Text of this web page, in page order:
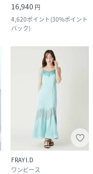
16,940 円
4,620ポイント(30%ポイント
バック)
FRAY I.D
ワンピース